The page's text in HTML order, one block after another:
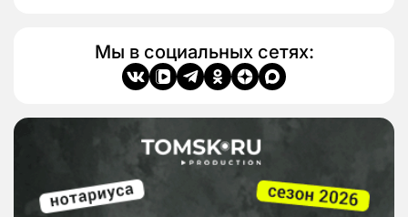
Мы в социальных сетях: